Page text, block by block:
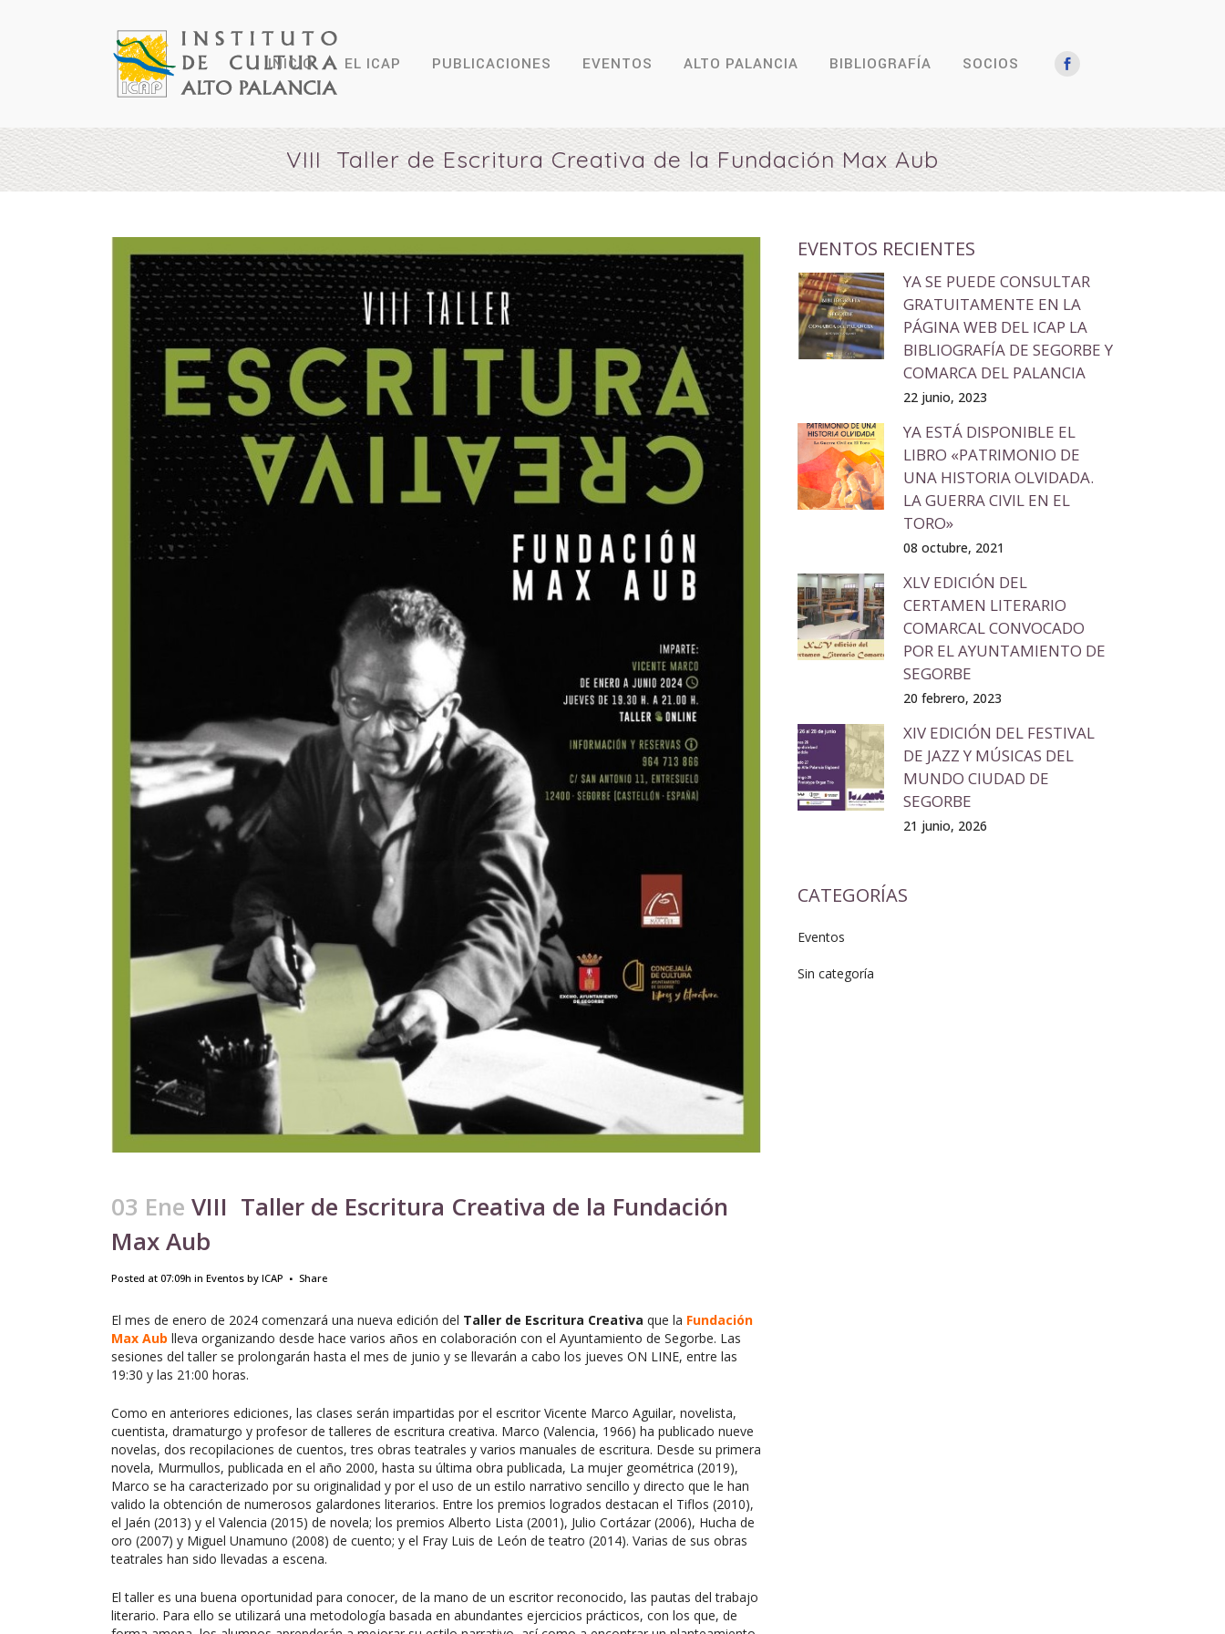
INICIO EL ICAP PUBLICACIONES EVENTOS ALTO PALANCIA BIBLIOGRAFÍA SOCIOS
VIII Taller de Escritura Creativa de la Fundación Max Aub
03 Ene VIII Taller de Escritura Creativa de la Fundación
Max Aub
Posted at 07:09h in Eventos by ICAP Share
El mes de enero de 2024 comenzará una nueva edición del Taller de Escritura Creativa que la Fundación
Max Aub lleva organizando desde hace varios años en colaboración con el Ayuntamiento de Segorbe. Las
sesiones del taller se prolongarán hasta el mes de junio y se llevarán a cabo los jueves ON LINE, entre las
19:30 y las 21:00 horas.
Como en anteriores ediciones, las clases serán impartidas por el escritor Vicente Marco Aguilar, novelista,
cuentista, dramaturgo y profesor de talleres de escritura creativa. Marco (Valencia, 1966) ha publicado nueve
novelas, dos recopilaciones de cuentos, tres obras teatrales y varios manuales de escritura. Desde su primera
novela, Murmullos, publicada en el año 2000, hasta su última obra publicada, La mujer geométrica (2019),
Marco se ha caracterizado por su originalidad y por el uso de un estilo narrativo sencillo y directo que le han
valido la obtención de numerosos galardones literarios. Entre los premios logrados destacan el Tiflos (2010),
el Jaén (2013) y el Valencia (2015) de novela; los premios Alberto Lista (2001), Julio Cortázar (2006), Hucha de
oro (2007) y Miguel Unamuno (2008) de cuento; y el Fray Luis de León de teatro (2014). Varias de sus obras
teatrales han sido llevadas a escena.
El taller es una buena oportunidad para conocer, de la mano de un escritor reconocido, las pautas del trabajo
literario. Para ello se utilizará una metodología basada en abundantes ejercicios prácticos, con los que, de
EVENTOS RECIENTES
YA SE PUEDE CONSULTAR
GRATUITAMENTE EN LA
PÁGINA WEB DEL ICAP LA
BIBLIOGRAFÍA DE SEGORBE Y
COMARCA DEL PALANCIA
22 junio, 2023
YA ESTÁ DISPONIBLE EL
LIBRO «PATRIMONIO DE
UNA HISTORIA OLVIDADA.
LA GUERRA CIVIL EN EL
TORO»
08 octubre, 2021
XLV EDICIÓN DEL
CERTAMEN LITERARIO
COMARCAL CONVOCADO
POR EL AYUNTAMIENTO DE
SEGORBE
20 febrero, 2023
XIV EDICIÓN DEL FESTIVAL
DE JAZZ Y MÚSICAS DEL
MUNDO CIUDAD DE
SEGORBE
21 junio, 2026
CATEGORÍAS
Eventos
Sin categoría